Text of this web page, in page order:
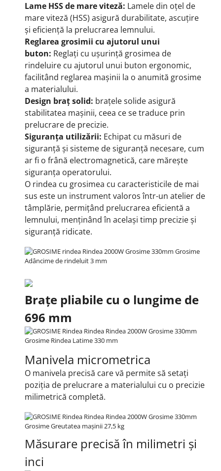
Lame HSS de mare viteză: Lamele din oțel de
mare viteză (HSS) asigură durabilitate, ascuțire
și eficiență la prelucrarea lemnului.
Reglarea grosimii cu ajutorul unui
buton: Reglați cu ușurință grosimea de
rindeluire cu ajutorul unui buton ergonomic,
facilitând reglarea mașinii la o anumită grosime
a materialului.
Design braț solid: brațele solide asigură
stabilitatea mașinii, ceea ce se traduce prin
prelucrare de precizie.
Siguranța utilizării: Echipat cu măsuri de
siguranță și sisteme de siguranță necesare, cum
ar fi o frână electromagnetică, care mărește
siguranța operatorului.
O rindea cu grosimea cu caracteristicile de mai
sus este un instrument valoros într-un atelier de
tâmplărie, permițând prelucrarea eficientă a
lemnului, menținând în același timp precizie și
siguranță ridicate.
Brațe pliabile cu o lungime de
696 mm
Manivela micrometrica
O manivela precisă care vă permite să setați
poziția de prelucrare a materialului cu o precizie
milimetrică completă.
Măsurare precisă în milimetri și
inci